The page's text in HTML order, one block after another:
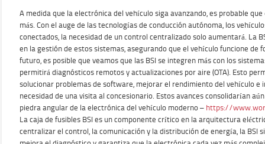
A medida que la electrónica del vehículo siga avanzando, es probable
más. Con el auge de las tecnologías de conducción autónoma, los
conectados, la necesidad de un control centralizado solo aumentará. La
en la gestión de estos sistemas, asegurando que el vehículo funcione de
futuro, es posible que veamos que las BSI se integren más con los
permitirá diagnósticos remotos y actualizaciones por aire (OTA). Esto
solucionar problemas de software, mejorar el rendimiento del vehículo e
necesidad de una visita al concesionario. Estos avances consolidarían
piedra angular de la electrónica del vehículo moderno – https://
La caja de fusibles BSI es un componente crítico en la arquitectura
centralizar el control, la comunicación y la distribución de energía, la BSI